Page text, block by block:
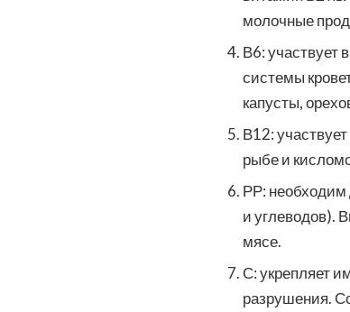
молочные
В6: участвует
системы
капусты,
В12:
рыбе и
РР: необходим
и углеводов).
мясе.
С: укрепляет
разрушения.